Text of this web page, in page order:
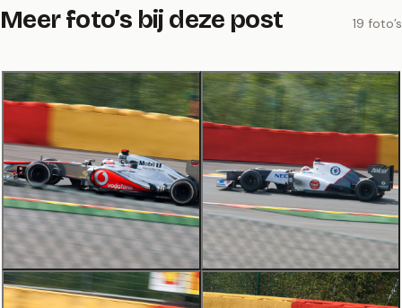
Meer foto’s bij deze post 19 foto’s